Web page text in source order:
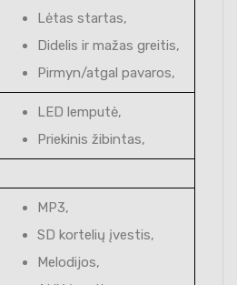
Lėtas startas,
Didelis ir mažas greitis,
Pirmyn/atgal pavaros,
LED lemputė,
Priekinis žibintas,
MP3,
SD kortelių įvestis,
Melodijos,